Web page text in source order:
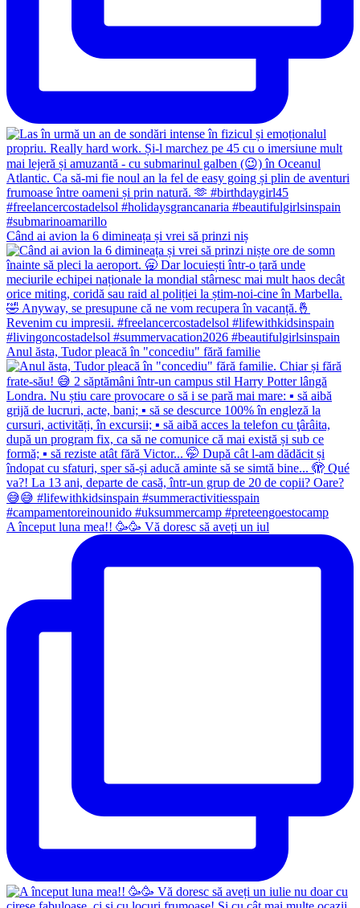
Când ai avion la 6 dimineața și vrei să prinzi niș
Anul ăsta, Tudor pleacă în "concediu" fără familie
A început luna mea!! 🥳🥳 Vă doresc să aveți un iul